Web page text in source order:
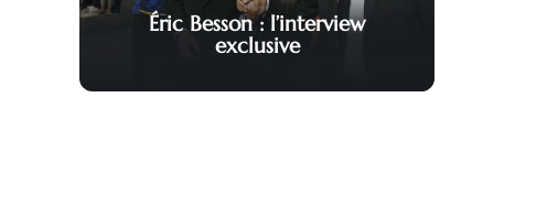
Éric Besson : l’interview
exclusive